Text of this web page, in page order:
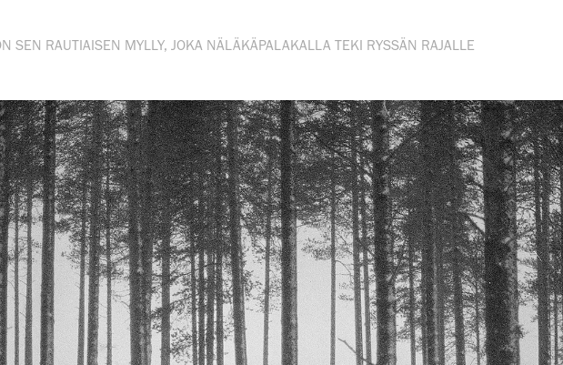
SEN RAUTIAISEN MYLLY, JOKA NÄLÄKÄPALAKALLA TEKI RYSSÄN RAJALLE